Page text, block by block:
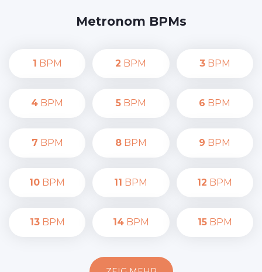
Metronom BPMs
1 BPM 2 BPM 3BPM
4 BPM 5BPM 6 BPM
7 BPM 8BPM 9 BPM
10 BPM 11 BPM 12 BPM
13BPM 14BPM 15BPM